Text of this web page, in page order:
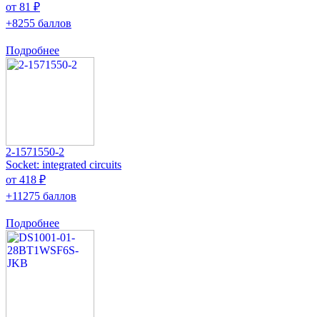
от 81 ₽
+8255 баллов
Подробнее
2-1571550-2
Socket: integrated circuits
от 418 ₽
+11275 баллов
Подробнее